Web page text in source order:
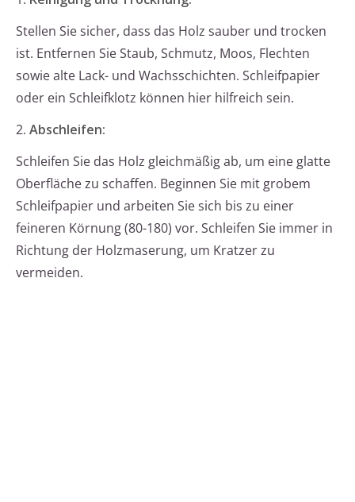
Stellen Sie sicher, dass das Holz sauber und trocken
ist. Entfernen Sie Staub, Schmutz, Moos, Flechten
sowie alte Lack- und Wachsschichten. Schleifpapier
oder ein Schleifklotz können hier hilfreich sein.
2. Abschleifen:
Schleifen Sie das Holz gleichmäßig ab, um eine glatte
Oberfläche zu schaffen. Beginnen Sie mit grobem
Schleifpapier und arbeiten Sie sich bis zu einer
feineren Körnung (80-180) vor. Schleifen Sie immer in
Richtung der Holzmaserung, um Kratzer zu
vermeiden.